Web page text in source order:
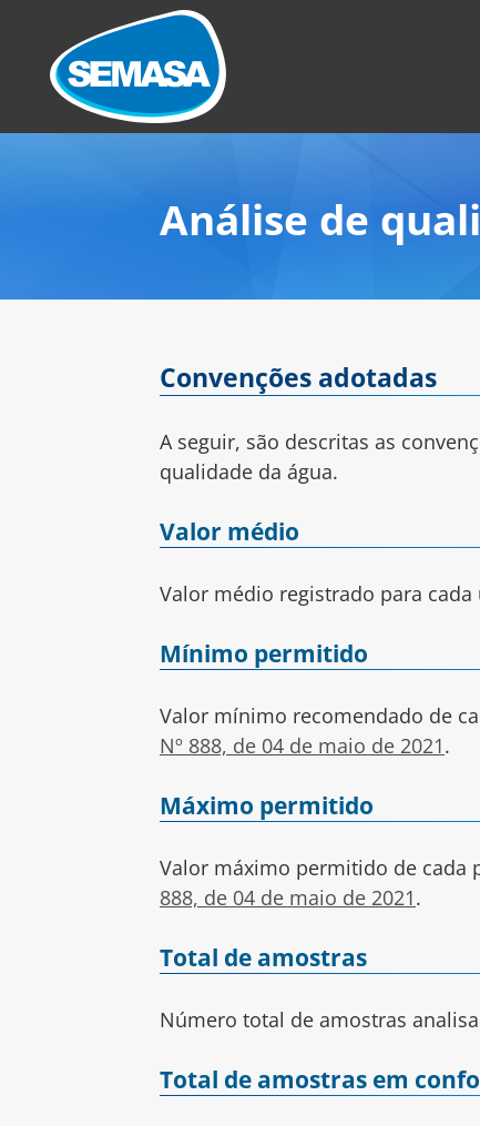
Análise de
Convenções adotadas
A seguir, são descritas as
qualidade da água.
Valor médio
Valor médio registrado para
Mínimo permitido
Valor mínimo recomendado de
Nº 888, de 04 de maio de 2021.
Máximo permitido
Valor máximo permitido de cada
888, de 04 de maio de 2021.
Total de amostras
Número total de amostras
Total de amostras em